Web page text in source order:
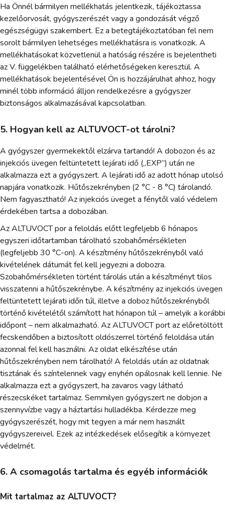
Ha Önnél bármilyen mellékhatás jelentkezik, tájékoztassa
kezelőorvosát, gyógyszerészét vagy a gondozását végző
egészségügyi szakembert. Ez a betegtájékoztatóban fel nem
sorolt bármilyen lehetséges mellékhatásra is vonatkozik. A
mellékhatásokat közvetlenül a hatóság részére is bejelentheti
az V. függelékben található elérhetőségeken keresztül. A
mellékhatások bejelentésével Ön is hozzájárulhat ahhoz, hogy
minél több információ álljon rendelkezésre a gyógyszer
biztonságos alkalmazásával kapcsolatban.
5. Hogyan kell az ALTUVOCT-ot tárolni?
A gyógyszer gyermekektől elzárva tartandó! A dobozon és az
injekciós üvegen feltüntetett lejárati idő („EXP”) után ne
alkalmazza ezt a gyógyszert. A lejárati idő az adott hónap utolsó
napjára vonatkozik. Hűtőszekrényben (2 °C - 8 °C) tárolandó.
Nem fagyasztható! Az injekciós üveget a fénytől való védelem
érdekében tartsa a dobozában.
Az ALTUVOCT por a feloldás előtt legfeljebb 6 hónapos
egyszeri időtartamban tárolható szobahőmérsékleten
(legfeljebb 30 °C-on). A készítmény hűtőszekrényből való
kivételének dátumát fel kell jegyezni a dobozra.
Szobahőmérsékleten történt tárolás után a készítményt tilos
visszatenni a hűtőszekrénybe. A készítmény az injekciós üvegen
feltüntetett lejárati időn túl, illetve a doboz hűtőszekrényből
történő kivételétől számított hat hónapon túl – amelyik a korábbi
időpont – nem alkalmazható. Az ALTUVOCT port az előretöltött
fecskendőben a biztosított oldószerrel történő feloldása után
azonnal fel kell használni. Az oldat elkészítése után
hűtőszekrényben nem tárolható! A feloldás után az oldatnak
tisztának és színtelennek vagy enyhén opálosnak kell lennie. Ne
alkalmazza ezt a gyógyszert, ha zavaros vagy látható
részecskéket tartalmaz. Semmilyen gyógyszert ne dobjon a
szennyvízbe vagy a háztartási hulladékba. Kérdezze meg
gyógyszerészét, hogy mit tegyen a már nem használt
gyógyszereivel. Ezek az intézkedések elősegítik a környezet
védelmét.
6. A csomagolás tartalma és egyéb információk
Mit tartalmaz az ALTUVOCT?